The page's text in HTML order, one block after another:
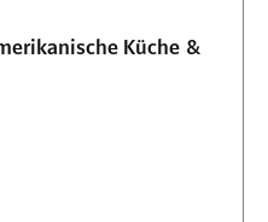
Küche &